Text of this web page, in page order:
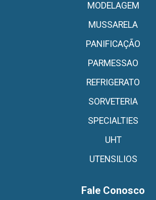
MODELAGEM
MUSSARELA
PANIFICAÇÃO
PARMESSAO
REFRIGERATO
SORVETERIA
SPECIALTIES
UHT
UTENSILIOS
Fale Conosco